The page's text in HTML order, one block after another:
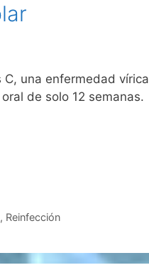
una enfermedad vírica
de solo 12 semanas.
, Reinfección